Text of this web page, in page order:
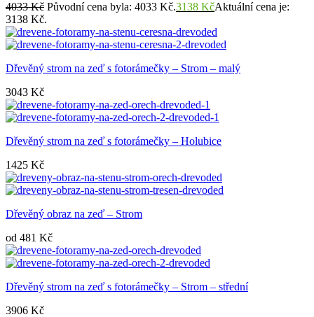
4033Kč Původní cena byla: 4033 Kč.3138 KčAktuální cena je:
3138 Kč.
Dřevěný strom na zeď s fotorámečky – Strom – malý
3043 Kč
Dřevěný strom na zeď s fotorámečky – Holubice
1425 Kč
Dřevěný obraz na zeď – Strom
od 481 Kč
Dřevěný strom na zeď s fotorámečky – Strom – střední
3906 Kč